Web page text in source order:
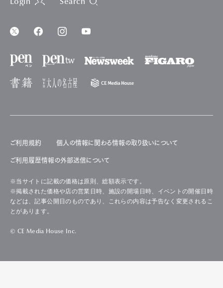
Login Search
ご利用規約 個人の情報に関わる情報の取り扱いについて
ご利用履歴情報の外部送信について
※当サイトに記載の価格は原則、総額表示です。
※掲載された価格や店の営業日時、施設の開場日時、イベントの開催日時
などは、記事公開日のものであり、これらの内容は予告なく変更されるこ
とがあります。
© CE Media House Inc.